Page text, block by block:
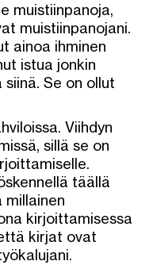
muistiinpanoja,
muistiinpanojani.
ainoa ihminen
istua jonkin
Se on ollut
Viihdyn
sillä se on
täällä
kirjoittamisessa
kirjat ovat